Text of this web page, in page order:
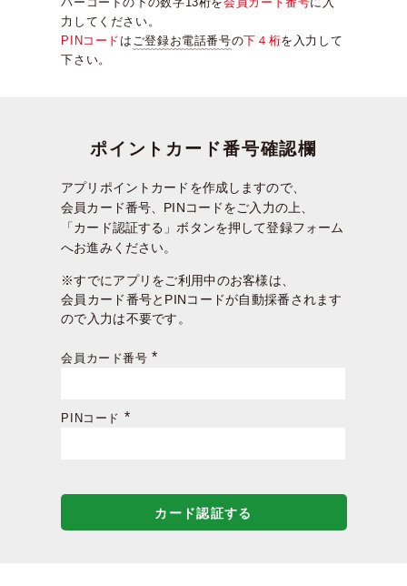
バーコードの下の数字13桁を会員カード番号に入
力してください。
PINコード は ご登録お電話番号の下４桁を入力して
下さい。
ポイントカード番号確認欄
アプリポイントカードを作成しますので、
会員カード番号、PINコードをご入力の上、
「カード認証する」ボタンを押して登録フォーム
へお進みください。
※すでにアプリをご利用中のお客様は、
会員カード番号とPINコードが自動採番されます
ので入力は不要です。
会員カード番号
PINコード
カード認証する